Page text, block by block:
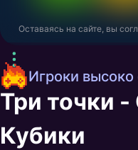
Оставаясь на сайте, вы
Игроки высоко
Три точки
Кубики